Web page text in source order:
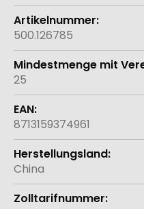
500.126785
25
8713159374961
China